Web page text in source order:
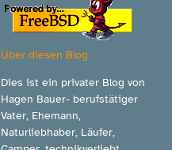
Über diesen Blog
Dies ist ein privater Blog von
Hagen Bauer- berufstätiger
Vater, Ehemann,
Naturliebhaber, Läufer,